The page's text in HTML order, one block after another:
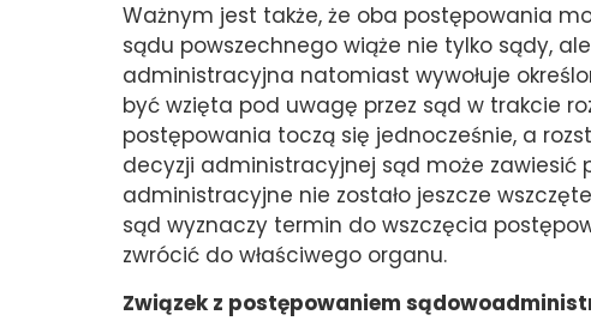
Ważnym jest także, że oba postępowania
sądu powszechnego wiąże nie tylko sądy,
administracyjna natomiast wywołuje
być wzięta pod uwagę przez sąd w trakcie
postępowania toczą się jednocześnie, a
decyzji administracyjnej sąd może
administracyjne nie zostało jeszcze
sąd wyznaczy termin do wszczęcia
zwrócić do właściwego organu.
Związek z postępowaniem